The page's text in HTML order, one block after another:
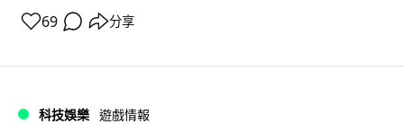
69 分享
科技娛樂 遊戲情報